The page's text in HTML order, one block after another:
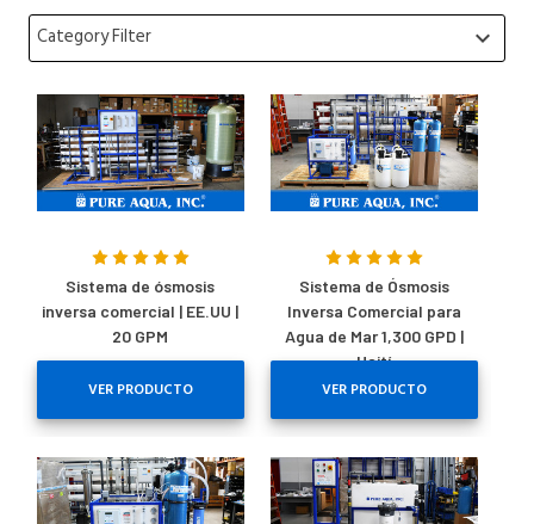
Category Filter keyboard_arrow_down
Sistema de ósmosis
inversa comercial | EE.UU |
20 GPM
VER PRODUCTO
Sistema de Ósmosis
Inversa Comercial para
Agua de Mar 1,300 GPD |
Haití
VER PRODUCTO